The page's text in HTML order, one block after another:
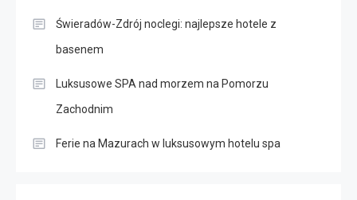
Świeradów-Zdrój noclegi: najlepsze hotele z
basenem
Luksusowe SPA nad morzem na Pomorzu
Zachodnim
Ferie na Mazurach w luksusowym hotelu spa